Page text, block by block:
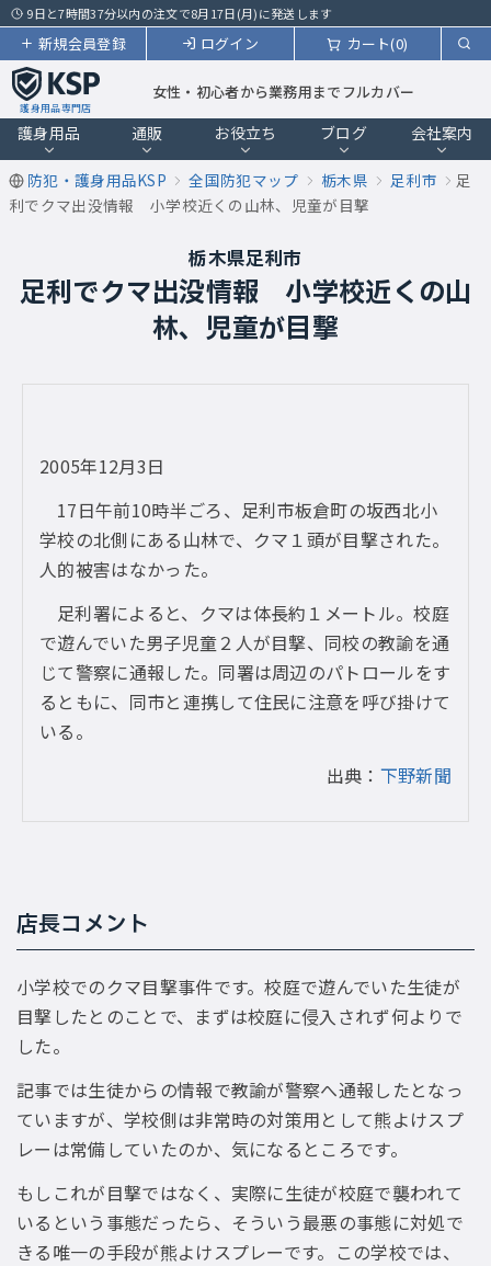
9日と7時間37分以内の注文で8月17日(月)に発送します
カート(0)
ログイン
新規会員登録
護身用品専門店
女性・初心者から業務用までフルカバー
護身用品 通販 お役立ち ブログ 会社案内
防犯・護身用品KSP 全国防犯マップ 栃木県 足利市
足
利でクマ出没情報 小学校近くの山林、児童が目撃
栃木県足利市
足利でクマ出没情報 小学校近くの山
林、児童が目撃
2005年12月3日
17日午前10時半ごろ、足利市板倉町の坂西北小
学校の北側にある山林で、クマ１頭が目撃された。
人的被害はなかった。
足利署によると、クマは体長約１メートル。校庭
で遊んでいた男子児童２人が目撃、同校の教諭を通
じて警察に通報した。同署は周辺のパトロールをす
るともに、同市と連携して住民に注意を呼び掛けて
いる。
出典： 下野新聞
店長コメント
小学校でのクマ目撃事件です。校庭で遊んでいた生徒が
目撃したとのことで、まずは校庭に侵入されず何よりで
した。
記事では生徒からの情報で教諭が警察へ通報したとなっ
ていますが、学校側は非常時の対策用として熊よけスプ
レーは常備していたのか、気になるところです。
もしこれが目撃ではなく、実際に生徒が校庭で襲われて
いるという事態だったら、そういう最悪の事態に対処で
きる唯一の手段が熊よけスプレーです。この学校では、